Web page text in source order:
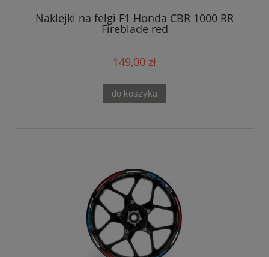
Naklejki na felgi F1 Honda CBR 1000 RR
Fireblade red
149,00 zł
do koszyka